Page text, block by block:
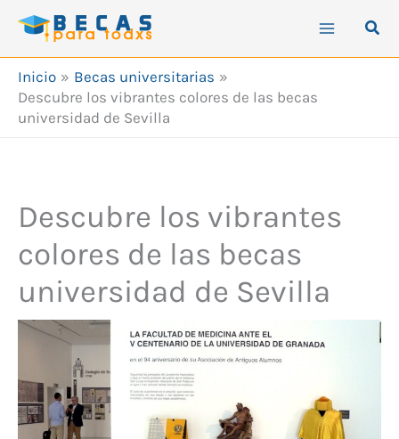
Inicio
Becas universitarias
Descubre los vibrantes colores de las becas
universidad de Sevilla
Descubre los vibrantes
colores de las becas
universidad de Sevilla